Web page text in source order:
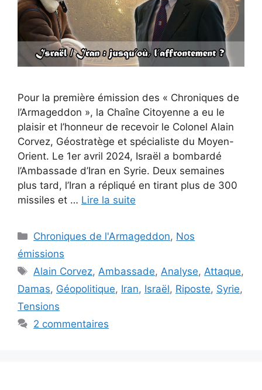
Pour la première émission des « Chroniques de
l’Armageddon », la Chaîne Citoyenne a eu le
plaisir et l’honneur de recevoir le Colonel Alain
Corvez, Géostratège et spécialiste du Moyen-
Orient. Le 1er avril 2024, Israël a bombardé
l’Ambassade d’Iran en Syrie. Deux semaines
plus tard, l’Iran a répliqué en tirant plus de 300
missiles et … Lire la suite
Catégories
Chroniques de l'Armageddon, Nos
émissions
Étiquettes
Alain Corvez, Ambassade, Analyse, Attaque,
Damas, Géopolitique, Iran, Israël, Riposte, Syrie,
Tensions
2 commentaires